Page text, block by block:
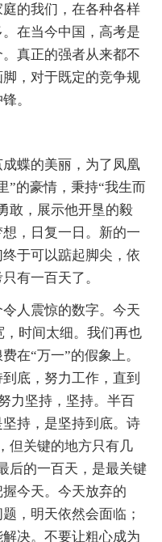
的我们，在各种各样
在当今中国，高考是
真正的强者从来都不
，对于既定的竞争规
。
蝶的美丽，为了凤凰
”的豪情，秉持“我生而
敢，展示他开垦的毅
，日复一日。新的一
于可以踮起脚尖，依
有一百天了。
人震惊的数字。今天
时间太细。我们再也
在“万一”的假象上。
底，努力工作，直到
力坚持，坚持。半百
持，是坚持到底。诗
但关键的地方只有几
后的一百天，是最关键
今天。今天放弃的
，明天依然会面临；
决。不要让粗心成为